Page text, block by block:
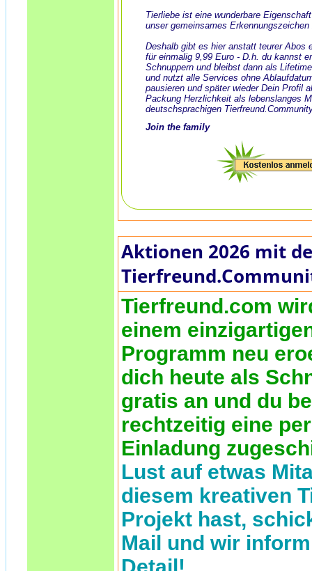
Tierliebe ist eine wunderbare
unser gemeinsames
Deshalb gibt es hier anstatt teurer Abos
für einmalig 9,99 Euro - D.h. du kannst
Schnuppern und bleibst dann als
und nutzt alle Services ohne
pausieren und später wieder Dein Profil
Packung Herzlichkeit als lebenslanges
deutschsprachigen
Join the family
Aktionen 2026 mit
Tierfreund.com
einem
Programm neu
dich heute als
gratis an und du
rechtzeitig eine
Einladung
Lust auf etwas
diesem kreativen
Projekt hast,
Mail und wir